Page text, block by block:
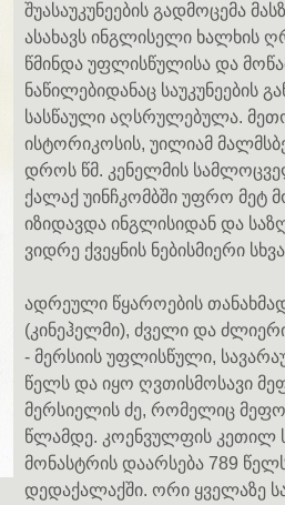
შუასაუკუნეების გადმოცემა
ასახავს ინგლისელი ხალხის
წმინდა უფლისწულისა და
ნაწილებიდანაც საუკუნეების
სასწაული აღსრულებულა.
ისტორიკოსის, უილიამ
დროს წმ. კენელმის
ქალაქ უინჩკომბში უფრო მეტ
იზიდავდა ინგლისიდან და
ვიდრე ქვეყნის ნებისმიერი
ადრეული წყაროების
(კინეჰელმი), ძველი და
- მერსიის უფლისწული,
წელს და იყო ღვთისმოსავი
მერსიელის ძე, რომელიც
წლამდე. კოენვულფის კეთილ
მონასტრის დაარსება 789
დედაქალაქში. ორი ყველაზე